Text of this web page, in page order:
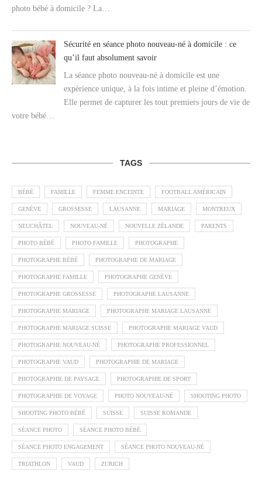
photo bébé à domicile ? La…
Sécurité en séance photo nouveau-né à domicile : ce
qu’il faut absolument savoir
La séance photo nouveau-né à domicile est une
expérience unique, à la fois intime et pleine d’émotion.
Elle permet de capturer les tout premiers jours de vie de
votre bébé…
TAGS
BÉBÉ FAMILLE FEMME ENCEINTE FOOTBALL AMÉRICAIN
GENÈVE GROSSESSE LAUSANNE MARIAGE MONTREUX
NEUCHÂTEL NOUVEAU-NÉ NOUVELLE ZÉLANDE PARENTS
PHOTO BÉBÉ PHOTO FAMILLE PHOTOGRAPHE
PHOTOGRAPHE BÉBÉ PHOTOGRAPHE DE MARIAGE
PHOTOGRAPHE FAMILLE PHOTOGRAPHE GENÈVE
PHOTOGRAPHE GROSSESSE PHOTOGRAPHE LAUSANNE
PHOTOGRAPHE MARIAGE PHOTOGRAPHE MARIAGE LAUSANNE
PHOTOGRAPHE MARIAGE SUISSE PHOTOGRAPHE MARIAGE VAUD
PHOTOGRAPHE NOUVEAU-NÉ PHOTOGRAPHE PROFESSIONNEL
PHOTOGRAPHE VAUD PHOTOGRAPHIE DE MARIAGE
PHOTOGRAPHIE DE PAYSAGE PHOTOGRAPHIE DE SPORT
PHOTOGRAPHIE DE VOYAGE PHOTO NOUVEAU-NÉ SHOOTING PHOTO
SHOOTING PHOTO BÉBÉ SUISSE SUISSE ROMANDE
SÉANCE PHOTO SÉANCE PHOTO BÉBÉ
SÉANCE PHOTO ENGAGEMENT SÉANCE PHOTO NOUVEAU-NÉ
TRIATHLON VAUD ZURICH